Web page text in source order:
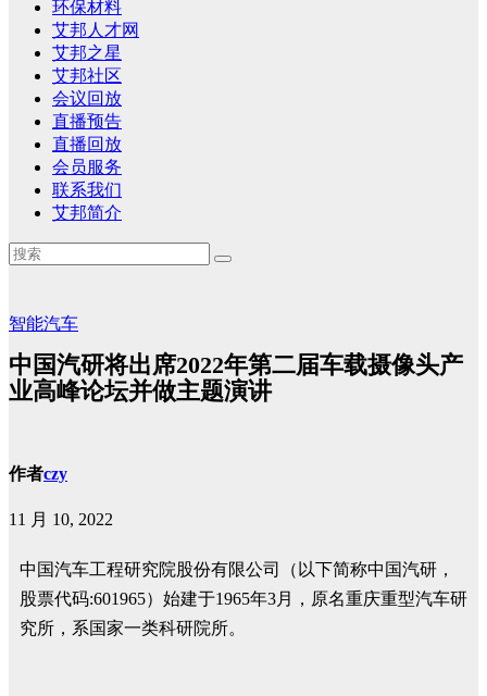
环保材料
艾邦人才网
艾邦之星
艾邦社区
会议回放
直播预告
直播回放
会员服务
联系我们
艾邦简介
智能汽车
中国汽研将出席2022年第二届车载摄像头产
业高峰论坛并做主题演讲
作者czy
11 月 10, 2022
中国汽车工程研究院股份有限公司（以下简称中国汽研，
股票代码:601965）始建于1965年3月，原名重庆重型汽车研
究所，系国家一类科研院所。